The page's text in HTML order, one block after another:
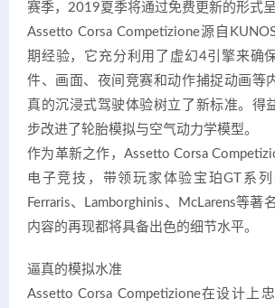
赛季，2019夏季将通过免费更新的形式
Assetto Corsa Competizione源自
期经验，它充分利用了虚幻4引擎来确
件、画面、夜间竞赛和动作捕捉动画等
真的沉浸式驾驶体验树立了新标准。得
步改进了轮胎模拟与空气动力学模型。
作为革新之作，Assetto Corsa
电子竞技，带领玩家体验宝珀GT系
Ferraris、Lamborghinis、McLarens等著
内容的再现都将具备出色的细节水平。
逼真的模拟水准
Assetto Corsa Competizione在设计上